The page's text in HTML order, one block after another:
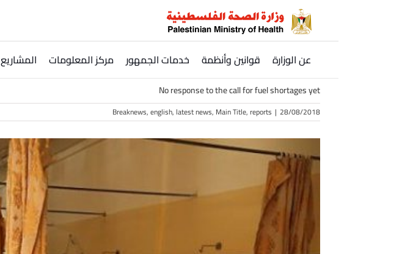
عن الوزارة قوانين وأنظمة خدمات الجمهور مركز المعلومات المشاريع
No response to the call for fuel shortages yet
28/08/2018
|
Breaknews,english, latest news, Main Title,reports